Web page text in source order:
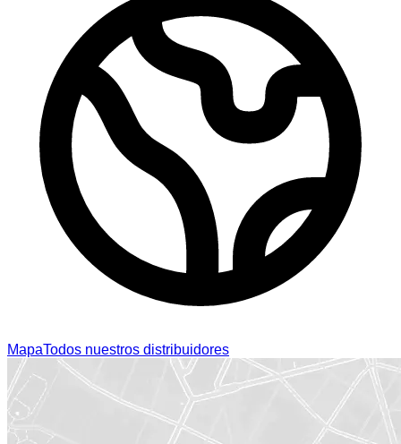
MapaTodos nuestros distribuidores